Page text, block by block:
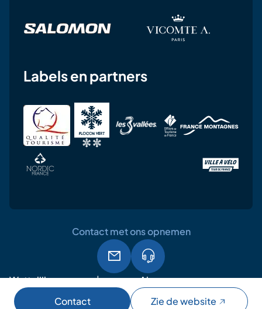
Contact Zie de website
Labels en partners
Wettelijke
vermeldingen
AVG
Algemene
Contact met ons opnemen